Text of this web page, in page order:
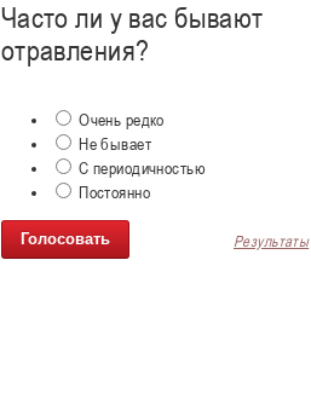
Часто ли у вас бывают
отравления?
Очень редко
Не бывает
С периодичностью
Постоянно
Результаты